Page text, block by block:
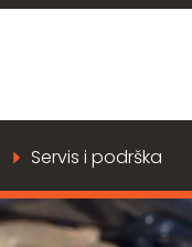
Servis i podrška